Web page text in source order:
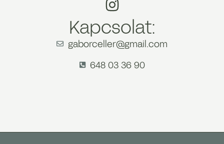
Kapcsolat:
gaborceller@gmail.com
648 03 36 90